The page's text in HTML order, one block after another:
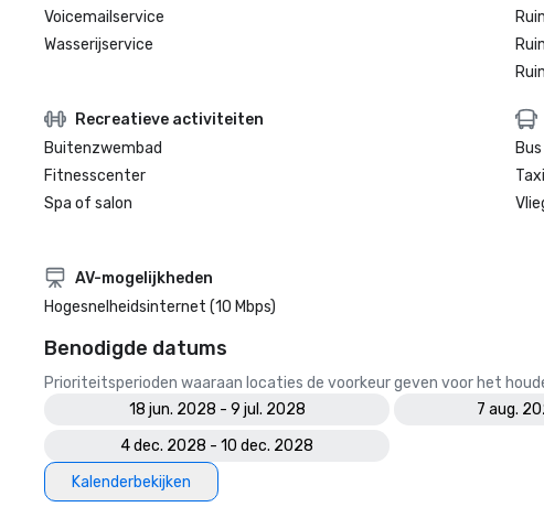
Voicemailservice
Wasserijservice
Recreatieve activiteiten
Buitenzwembad
Fitnesscenter
Spa of salon
Bus
Taxi
AV-mogelijkheden
Hogesnelheidsinternet (10 Mbps)
Benodigde datums
Prioriteitsperioden waaraan locaties de voorkeur geven voor het
18 jun. 2028 - 9 jul. 2028
7 aug.
4 dec. 2028 - 10 dec. 2028
Kalenderbekijken